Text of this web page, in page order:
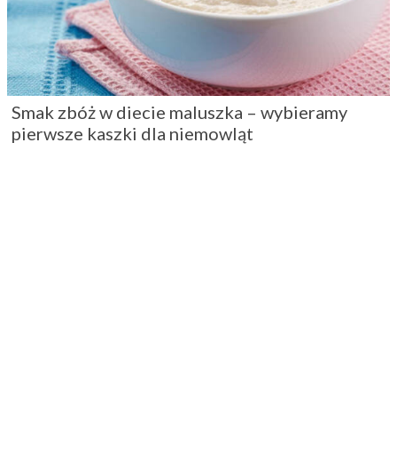
Smak zbóż w diecie maluszka – wybieramy
pierwsze kaszki dla niemowląt